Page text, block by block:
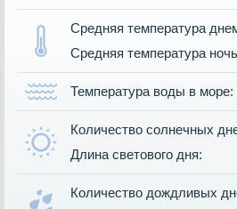
Средняя температура
Средняя температура
Температура воды в море:
Количество солнечных
Длина светового дня:
Количество дождливых